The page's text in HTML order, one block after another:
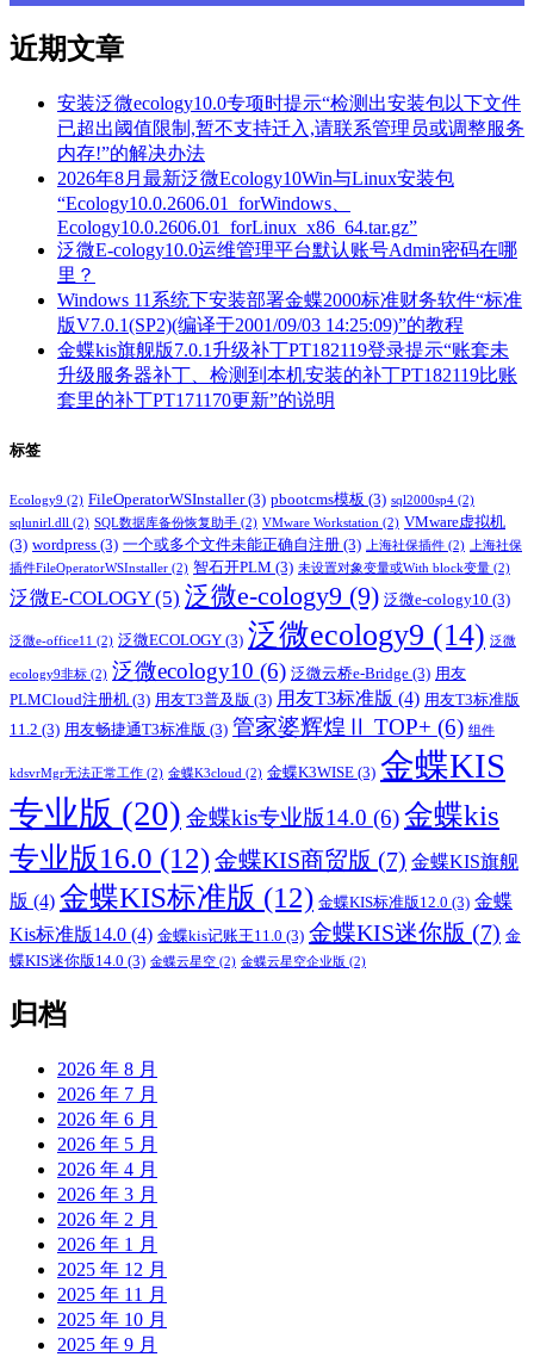
近期文章
安装泛微ecology10.0专项时提示“检测出安装包以下文件
已超出阈值限制,暂不支持迁入,请联系管理员或调整服务
内存!”的解决办法
2026年8月最新泛微Ecology10Win与Linux安装包
“Ecology10.0.2606.01_forWindows、
Ecology10.0.2606.01_forLinux_x86_64.tar.gz”
泛微E-cology10.0运维管理平台默认账号Admin密码在哪
里？
Windows 11系统下安装部署金蝶2000标准财务软件“标准
版V7.0.1(SP2)(编译于2001/09/03 14:25:09)”的教程
金蝶kis旗舰版7.0.1升级补丁PT182119登录提示“账套未
升级服务器补丁、检测到本机安装的补丁PT182119比账
套里的补丁PT171170更新”的说明
标签
Ecology9 (2) FileOperatorWSInstaller(3) pbootcms模板 (3) sql2000sp4 (2)
sqlunirl.dll (2) SQL数据库备份恢复助手 (2) VMware Workstation (2) VMware虚拟机
(3) wordpress (3) 一个或多个文件未能正确自注册 (3) 上海社保插件 (2)
上海社保
插件FileOperatorWSInstaller (2) 智石开PLM (3) 未设置对象变量或With block变量 (2)
泛微E-COLOGY(5) 泛微e-cology9 (9) 泛微e-cology10 (3)
泛微e-office11 (2) 泛微ECOLOGY (3) 泛微ecology9 (14) 泛微
ecology9非标 (2) 泛微ecology10 (6) 泛微云桥e-Bridge (3) 用友
PLMCloud注册机 (3) 用友T3普及版 (3) 用友T3标准版 (4) 用友T3标准版
11.2 (3) 用友畅捷通T3标准版 (3) 管家婆辉煌Ⅱ TOP+ (6) 组件
kdsvrMgr无法正常工作 (2) 金蝶K3cloud (2) 金蝶K3WISE (3) 金蝶KIS
专业版 (20) 金蝶kis专业版14.0 (6)金蝶kis
专业版16.0 (12)金蝶KIS商贸版 (7) 金蝶KIS旗舰
版 (4) 金蝶KIS标准版 (12) 金蝶KIS标准版12.0 (3) 金蝶
Kis标准版14.0 (4) 金蝶kis记账王11.0 (3) 金蝶KIS迷你版 (7) 金
蝶KIS迷你版14.0 (3) 金蝶云星空 (2) 金蝶云星空企业版 (2)
归档
2026 年 8 月
2026 年 7 月
2026 年 6 月
2026 年 5 月
2026 年 4 月
2026 年 3 月
2026 年 2 月
2026 年 1 月
2025 年 12 月
2025 年 11 月
2025 年 10 月
2025 年 9 月